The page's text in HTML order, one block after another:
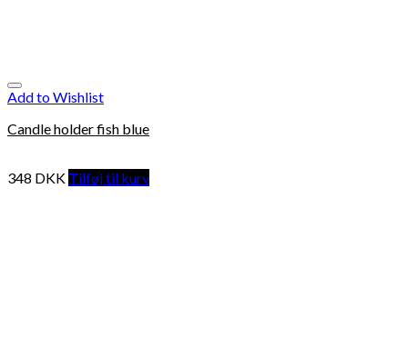
Add to Wishlist
Candle holder fish blue
348 DKK Tilføj til kurv